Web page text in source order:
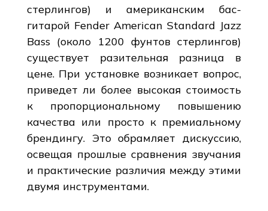
стерлингов) и американским бас-
гитарой Fender American Standard Jazz
Bass (около 1200 фунтов стерлингов)
существует разительная разница в
цене. При установке возникает вопрос,
приведет ли более высокая стоимость
к пропорциональному повышению
качества или просто к премиальному
брендингу. Это обрамляет дискуссию,
освещая прошлые сравнения звучания
и практические различия между этими
двумя инструментами.